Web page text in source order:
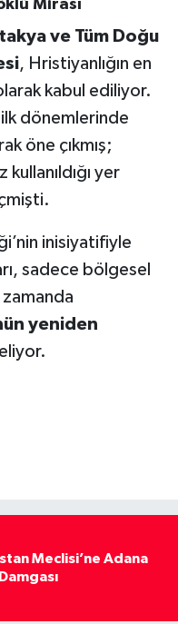
Mirası
ve Tüm Doğu
, Hristiyanlığın en
kabul ediliyor.
dönemlerinde
öne çıkmış;
yer
inisiyatifiyle
sadece bölgesel
zamanda
yeniden
Meclisi’ne Adana